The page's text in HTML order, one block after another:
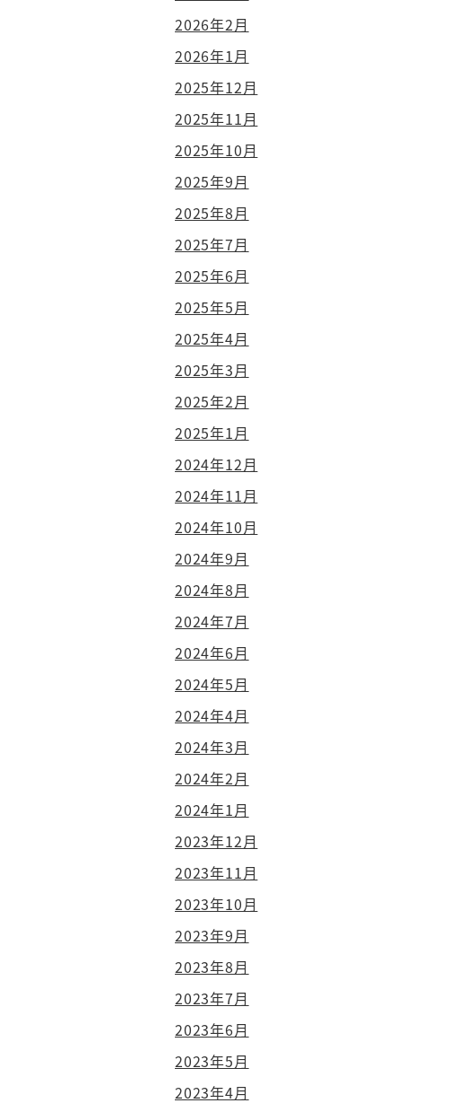
2026年2月
2026年1月
2025年12月
2025年11月
2025年10月
2025年9月
2025年8月
2025年7月
2025年6月
2025年5月
2025年4月
2025年3月
2025年2月
2025年1月
2024年12月
2024年11月
2024年10月
2024年9月
2024年8月
2024年7月
2024年6月
2024年5月
2024年4月
2024年3月
2024年2月
2024年1月
2023年12月
2023年11月
2023年10月
2023年9月
2023年8月
2023年7月
2023年6月
2023年5月
2023年4月